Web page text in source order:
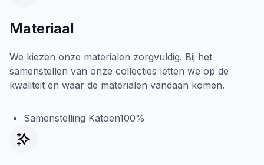
Materiaal
We kiezen onze materialen zorgvuldig. Bij het
samenstellen van onze collecties letten we op de
kwaliteit en waar de materialen vandaan komen.
Samenstelling Katoen100%